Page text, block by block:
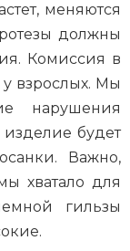
меняются
должны
Комиссия в
взрослых. Мы
нарушения
будет
Важно,
хватало для
гильзы